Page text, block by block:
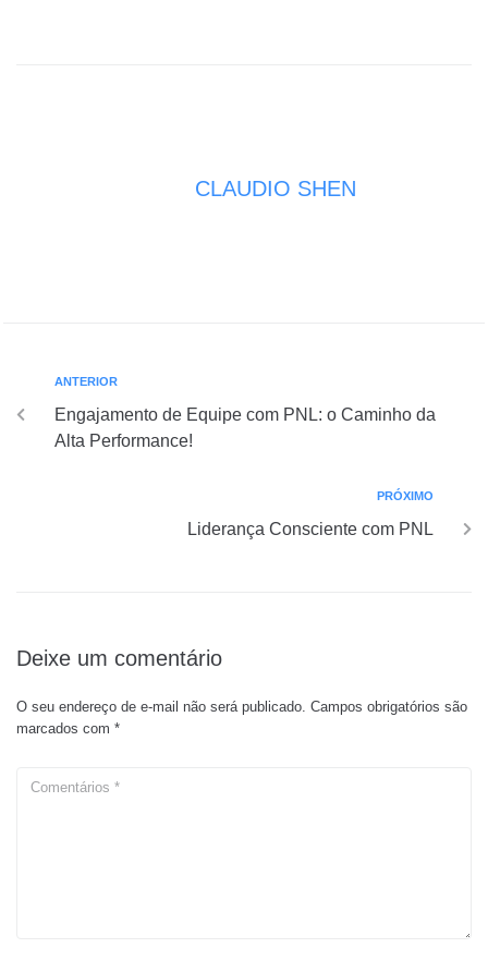
CLAUDIO SHEN
ANTERIOR
Engajamento de Equipe com PNL: o Caminho da
Alta Performance!
PRÓXIMO
Liderança Consciente com PNL
Deixe um comentário
O seu endereço de e-mail não será publicado. Campos obrigatórios são
marcados com *